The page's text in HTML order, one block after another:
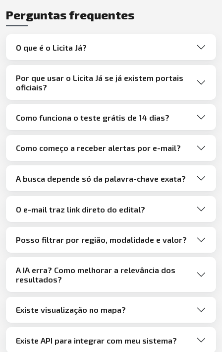
Perguntas frequentes
O que é o Licita Já?
Por que usar o Licita Já se já existem portais
oficiais?
Como funciona o teste grátis de 14 dias?
Como começo a receber alertas por e-mail?
A busca depende só da palavra-chave exata?
O e-mail traz link direto do edital?
Posso filtrar por região, modalidade e valor?
A IA erra? Como melhorar a relevância dos
resultados?
Existe visualização no mapa?
Existe API para integrar com meu sistema?